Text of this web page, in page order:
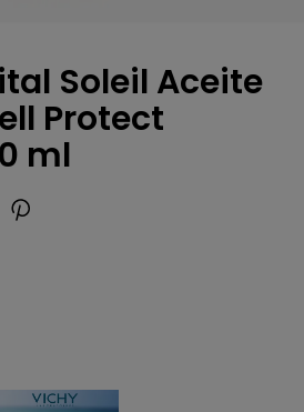
Soleil Aceite
Protect
ml